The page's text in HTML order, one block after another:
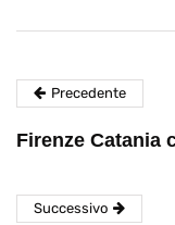
Precedente
Firenze Catania
Successivo